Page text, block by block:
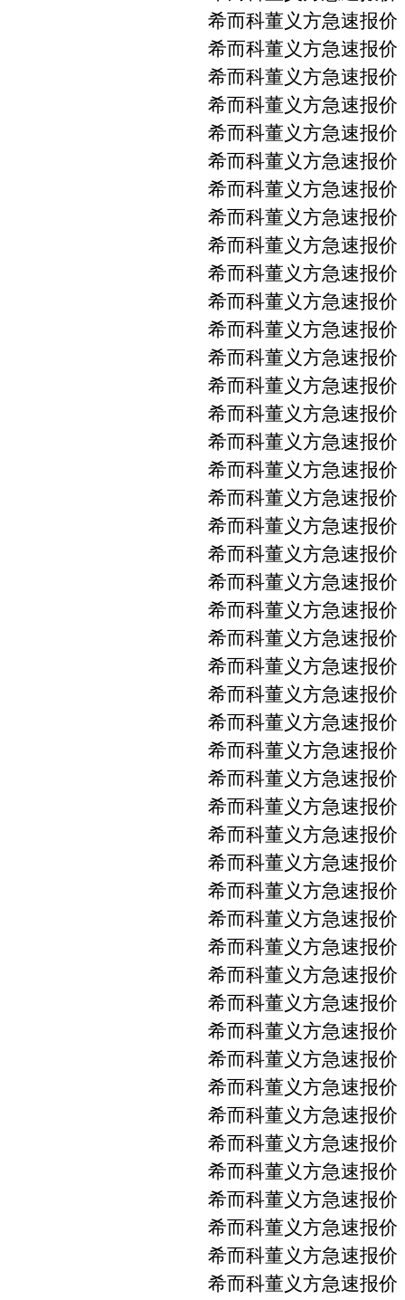
希而科董义方急速报
希而科董义方急速
希而科董义方急速
希而科董义方急速
希而科董义方急速
希而科董义方急速
希而科董义方急速报
希而科董义方急速
希而科董义方急速
希而科董义方急速
希而科董义方急速
希而科董义方急速
希而科董义方急速
希而科董义方急速
希而科董义方急速
希而科董义方急速
希而科董义方急速
希而科董义方急速
希而科董义方急速
希而科董义方急速
希而科董义方急速
希而科董义方急速
希而科董义方急速
希而科董义方急速
希而科董义方急速
希而科董义方急速
希而科董义方急速
希而科董义方急速
希而科董义方急速
希而科董义方急速
希而科董义方急速
希而科董义方急速
希而科董义方急速
希而科董义方急速
希而科董义方急速
希而科董义方急速
希而科董义方急速
希而科董义方急速
希而科董义方急速报
希而科董义方急速
希而科董义方急速
希而科董义方急速
希而科董义方急速
希而科董义方急速
希而科董义方急速
希而科董义方急速